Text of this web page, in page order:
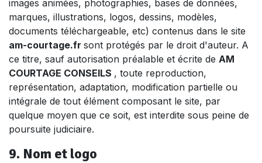
images animées, photographies, bases de données,
marques, illustrations, logos, dessins, modèles,
documents téléchargeable, etc) contenus dans le site
am-courtage.fr sont protégés par le droit d'auteur. A
ce titre, sauf autorisation préalable et écrite de AM
COURTAGE CONSEILS , toute reproduction,
représentation, adaptation, modification partielle ou
intégrale de tout élément composant le site, par
quelque moyen que ce soit, est interdite sous peine de
poursuite judiciaire.
9. Nom et logo